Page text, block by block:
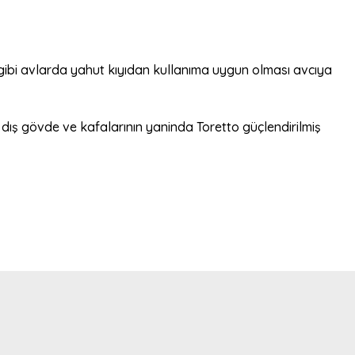
yahut kıyıdan kullanıma uygun olması avcıya
gövde ve kafalarının yaninda Toretto güçlendirilmiş